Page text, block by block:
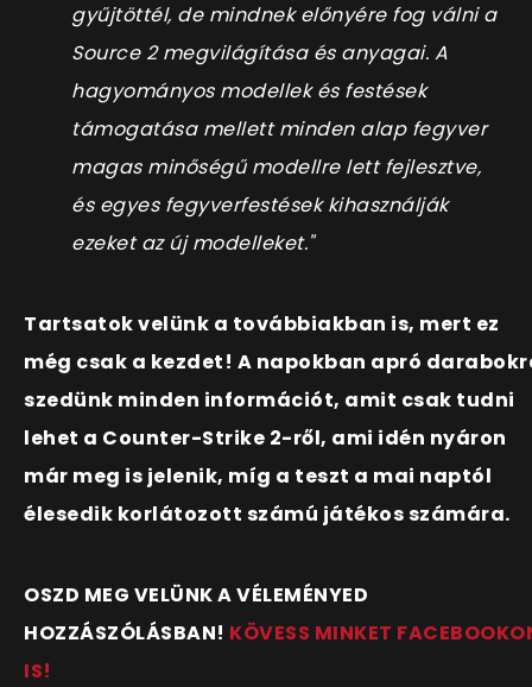
gyűjtöttél, de mindnek előnyére fog válni a
Source 2 megvilágítása és anyagai. A
hagyományos modellek és festések
támogatása mellett minden alap fegyver
magas minőségű modellre lett fejlesztve,
és egyes fegyverfestések kihasználják
ezeket az új modelleket."
Tartsatok velünk a továbbiakban is, mert ez
még csak a kezdet! A napokban apró
szedünk minden információt, amit csak tudni
lehet a Counter-Strike 2-ről, ami idén nyáron
már meg is jelenik, míg a teszt a mai naptól
élesedik korlátozott számú játékos számára.
OSZD MEG VELÜNK A VÉLEMÉNYED
HOZZÁSZÓLÁSBAN! KÖVESS MINKET
IS!